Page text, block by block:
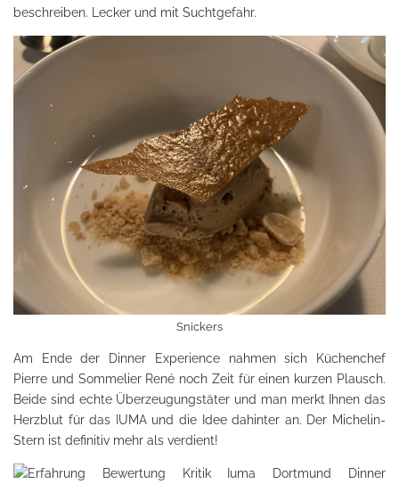
beschreiben. Lecker und mit Suchtgefahr.
Snickers
Am Ende der Dinner Experience nahmen sich Küchenchef
Pierre und Sommelier René noch Zeit für einen kurzen Plausch.
Beide sind echte Überzeugungstäter und man merkt Ihnen das
Herzblut für das IUMA und die Idee dahinter an. Der Michelin-
Stern ist definitiv mehr als verdient!